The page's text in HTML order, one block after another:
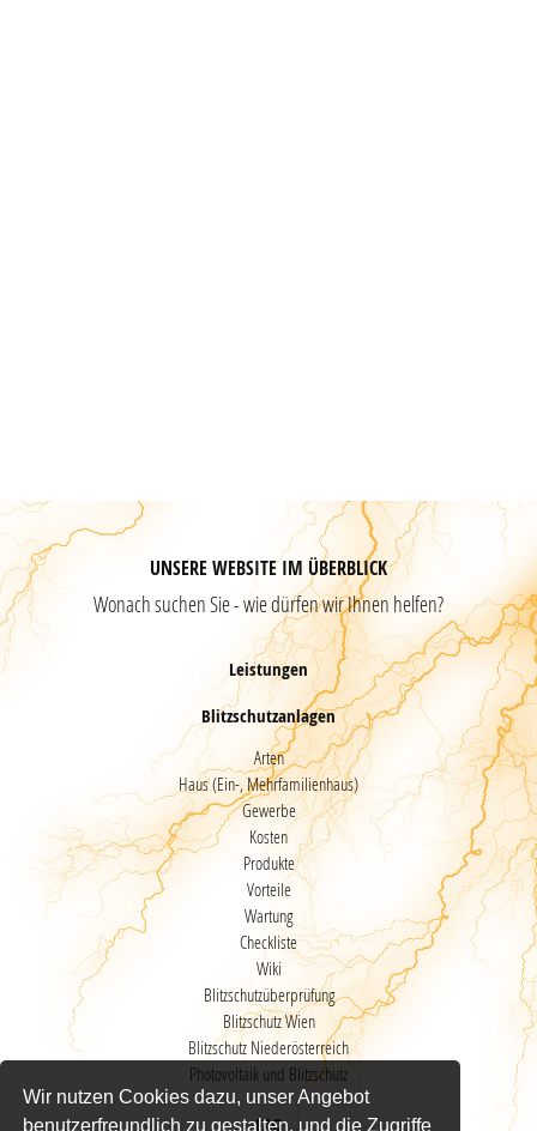
Wir nutzen Cookies dazu, unser Angebot
benutzerfreundlich zu gestalten, und die Zugriffe
UNSERE WEBSITE IM ÜBERBLICK
Wonach suchen Sie - wie dürfen wir Ihnen helfen?
Leistungen
Blitzschutzanlagen
Arten
Haus (Ein-, Mehrfamilienhaus)
Gewerbe
Kosten
Produkte
Vorteile
Wartung
Checkliste
Wiki
Blitzschutzüberprüfung
Blitzschutz Wien
Blitzschutz Niederösterreich
Photovoltaik und Blitzschutz
FAQ